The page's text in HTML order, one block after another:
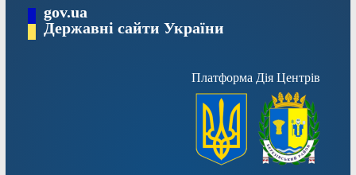
Перейтиgov.ua
Державні сайти України
Платформа Дія Центрів